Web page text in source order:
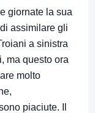
giornate la sua
assimilare gli
a sinistra
ma questo ora
molto
piaciute. Il